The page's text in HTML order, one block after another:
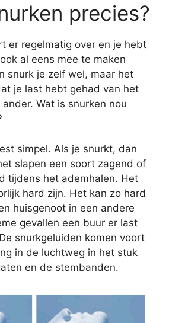
precies?
er regelmatig over en je hebt
al eens mee te maken
snurk je zelf wel, maar het
je last hebt gehad van het
Wat is snurken nou
simpel. Als je snurkt, dan
slapen een soort zagend of
tijdens het ademhalen. Het
hard zijn. Het kan zo hard
huisgenoot in een andere
gevallen een buur er last
snurkgeluiden komen voort
in de luchtweg in het stuk
en de stembanden.